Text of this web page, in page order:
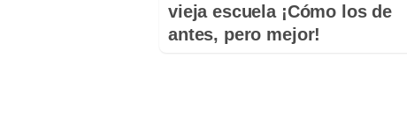
vieja escuela ¡Cómo los de
antes, pero mejor!